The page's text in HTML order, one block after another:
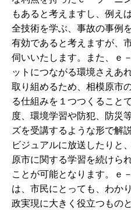
もあると考えますし、例え
全技術を学ぶ、事故の事例
有効であると考えますが、
伺いいたします。また、ｅ
ットにつながる環境さえあ
取り組めるため、相模原市
る仕組みを１つつくること
度、環境学習や防犯、防災
ズを受講するような形で解
ビジュアルに放送したりと
原市に関する学習を続けら
ことが可能となります。ｅ
は、市民にとっても、わか
政実現に大きく役立つもの